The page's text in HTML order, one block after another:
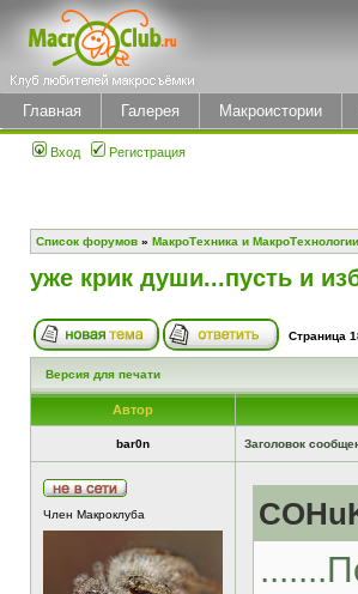
Главная Галерея Макроистории
Вход Регистрация
Список форумов » МакроТехника и МакроТехнологии
уже крик души...пусть и
Страница
Версия для печати
Автор
bar0n Заголовок
Член Макроклуба